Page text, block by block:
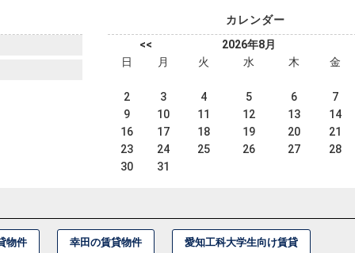
カレンダー
<<
2026年8月
日
月 火 水 木 金
2
3 4 5 6 7
9
10 11 12 13 14
16
17 18 19 20 21
23
24 25 26 27 28
30
31
物件 幸田の賃貸物件 愛知工科大学生向け賃貸